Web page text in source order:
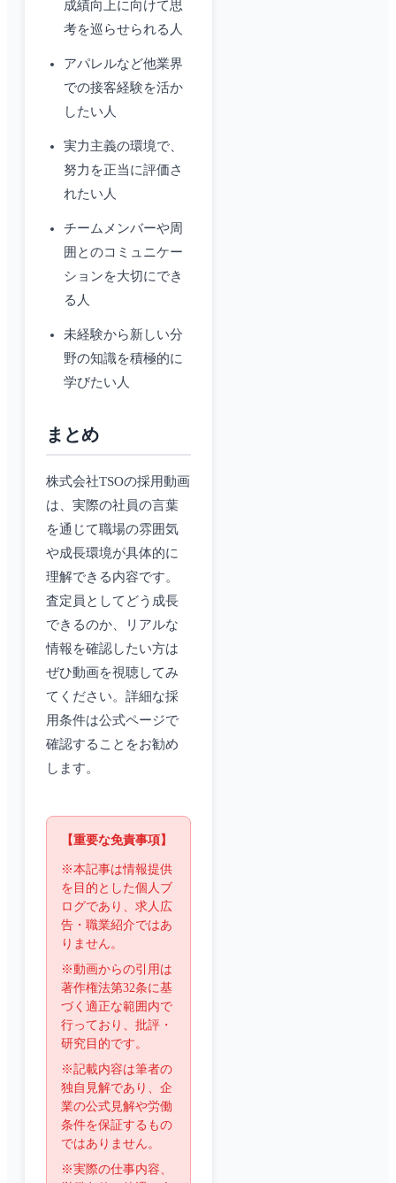
成績向上に向けて思
考を巡らせられる人
アパレルなど他業界
での接客経験を活か
したい人
実力主義の環境で、
努力を正当に評価さ
れたい人
チームメンバーや周
囲とのコミュニケー
ションを大切にでき
る人
未経験から新しい分
野の知識を積極的に
学びたい人
まとめ
株式会社TSOの採用動画
は、実際の社員の言葉
を通じて職場の雰囲気
や成長環境が具体的に
理解できる内容です。
査定員としてどう成長
できるのか、リアルな
情報を確認したい方は
ぜひ動画を視聴してみ
てください。詳細な採
用条件は公式ページで
確認することをお勧め
します。
【重要な免責事項】
※本記事は情報提供
を目的とした個人ブ
ログであり、求人広
告・職業紹介ではあ
りません。
※動画からの引用は
著作権法第32条に基
づく適正な範囲内で
行っており、批評・
研究目的です。
※記載内容は筆者の
独自見解であり、企
業の公式見解や労働
条件を保証するもの
ではありません。
※実際の仕事内容、